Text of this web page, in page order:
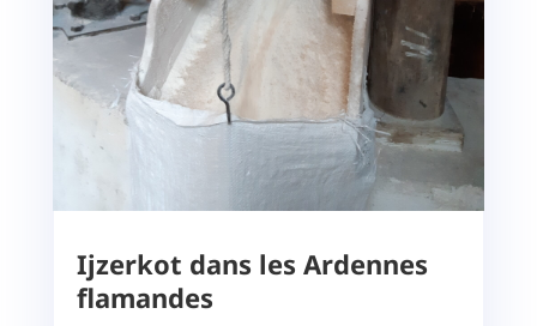
Ijzerkot dans les Ardennes
flamandes